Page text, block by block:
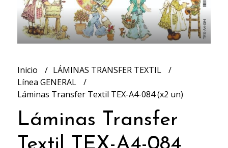
Inicio
LÁMINAS TRANSFER TEXTIL
Línea GENERAL
Láminas Transfer Textil TEX-A4-084 (x2 un)
Láminas Transfer